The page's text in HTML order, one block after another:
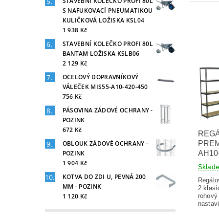
S NAFUKOVACÍ PNEUMATIKOU
KULIČKOVÁ LOŽISKA KSL04
1 938 Kč
STAVEBNÍ KOLEČKO PROFI 80L
BANTAM LOŽISKA KSLB06
2 129 Kč
OCELOVÝ DOPRAVNÍKOVÝ
VÁLEČEK MIS55-A10-420-450
756 Kč
PÁSOVINA ZÁDOVÉ OCHRANY -
POZINK
672 Kč
OBLOUK ZÁDOVÉ OCHRANY -
POZINK
1 904 Kč
KOTVA DO ZDI U, PEVNÁ 200
MM - POZINK
1 120 Kč
2